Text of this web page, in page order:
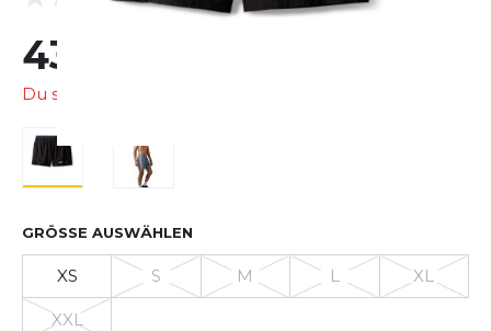
43,99 €
Du sparst
GRÖSSE AUSWÄHLEN
XS S M L XL
XXL